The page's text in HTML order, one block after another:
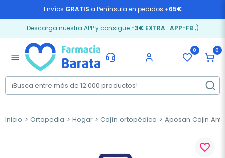
Envíos GRATIS a Península en pedidos +65€
Descarga nuestra APP y consigue -3€ EXTRA: APP-FB ;)
menu
0 0
Inicio Ortopedia Hogar Cojín ortopédico Aposan Cojin
favorite_border